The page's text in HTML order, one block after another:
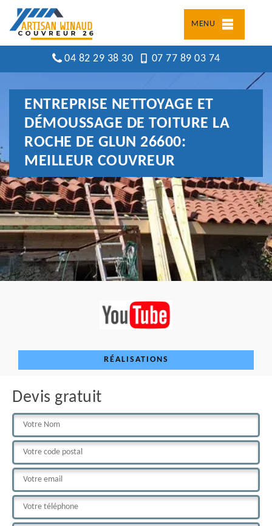
MENU
04 82 29 38 30 07 77 89 03 74
ENTREPRISE NETTOYAGE ET
DÉMOUSSAGE DE TOITURE LA
ROCHE DE GLUN 26600:
MEILLEUR COUVREUR
RÉALISATIONS
Devis gratuit